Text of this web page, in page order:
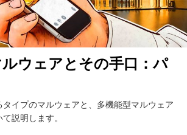
ウェアとその手口：パ
イプのマルウェアと、多機能型マルウェア
説明します。